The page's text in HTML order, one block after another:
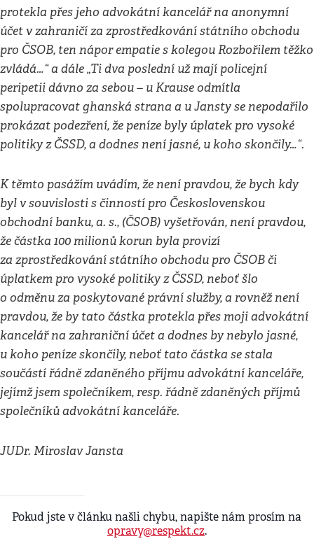
protekla přes jeho advokátní kancelář na anonymní
účet v zahraničí za zprostředkování státního obchodu
pro ČSOB, ten nápor empatie s kolegou Rozbořilem těžko
zvládá…“ a dále „Ti dva poslední už mají policejní
peripetii dávno za sebou – u Krause odmítla
spolupracovat ghanská strana a u Jansty se nepodařilo
prokázat podezření, že peníze byly úplatek pro vysoké
politiky z ČSSD, a dodnes není jasné, u koho skončily…“.
K těmto pasážím uvádím, že není pravdou, že bych kdy
byl v souvislosti s činností pro Československou
obchodní banku, a. s., (ČSOB) vyšetřován, není pravdou,
že částka 100 milionů korun byla provizí
za zprostředkování státního obchodu pro ČSOB či
úplatkem pro vysoké politiky z ČSSD, neboť šlo
o odměnu za poskytované právní služby, a rovněž není
pravdou, že by tato částka protekla přes moji advokátní
kancelář na zahraniční účet a dodnes by nebylo jasné,
u koho peníze skončily, neboť tato částka se stala
součástí řádně zdaněného příjmu advokátní kanceláře,
jejímž jsem společníkem, resp. řádně zdaněných příjmů
společníků advokátní kanceláře.
JUDr. Miroslav Jansta
Pokud jste v článku našli chybu, napište nám prosím na
opravy@respekt.cz.